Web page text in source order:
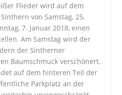
Flieder wird auf dem
von Samstag, 25.
7. Januar 2018, einen
Am Samstag wird der
der Sintherner
Baumschmuck verschönert.
auf dem hinteren Teil der
Parkplatz an der